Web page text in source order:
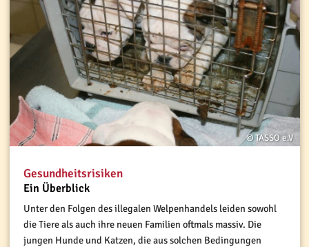
© TASSO e.V
Gesundheitsrisiken
Ein Überblick
Unter den Folgen des illegalen Welpenhandels leiden sowohl
die Tiere als auch ihre neuen Familien oftmals massiv. Die
jungen Hunde und Katzen, die aus solchen Bedingungen